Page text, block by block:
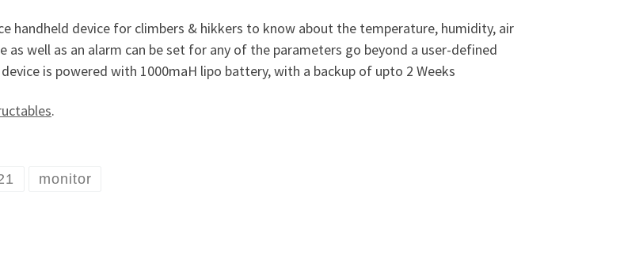
handheld device for climbers & hikkers to know about the temperature, humidity, air
as well as an alarm can be set for any of the parameters go beyond a user-defined
is powered with 1000maH lipo battery, with a backup of upto 2 Weeks
.
monitor